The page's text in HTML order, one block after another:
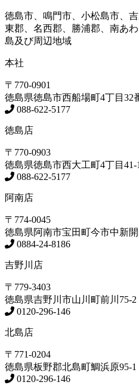
徳島市、鳴門市、小松島市、
東郡、名西郡、勝浦郡、南あ
島及び周辺地域
本社
〒770-0901
徳島県徳島市西船場町4丁目32
088-622-5177
徳島店
〒770-0903
徳島県徳島市西大工町4丁目41-
088-622-5177
阿南店
〒774-0045
徳島県阿南市宝田町今市中新開
0884-24-8186
吉野川店
〒779-3403
徳島県吉野川市山川町前川75-2
0120-296-146
北島店
〒771-0204
徳島県板野郡北島町 鯛浜原95-1
0120-296-146